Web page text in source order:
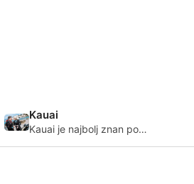
Kauai
Kauai je najbolj znan po